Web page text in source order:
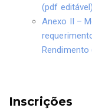
(pdf editável)
Anexo II –
Rendimento
Inscrições